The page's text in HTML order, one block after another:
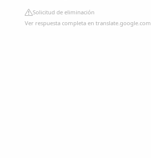
Solicitud de eliminación
Ver respuesta completa en translate.google.com